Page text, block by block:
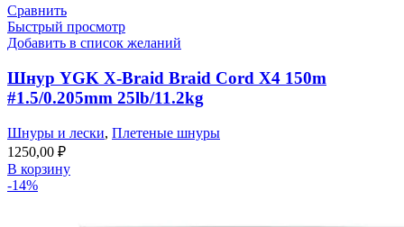
Сравнить
Быстрый просмотр
Добавить в список желаний
Шнур YGK X-Braid Braid Cord X4 150m
#1.5/0.205mm 25lb/11.2kg
Шнуры и лески, Плетеные шнуры
1250,00 ₽
В корзину
-14%